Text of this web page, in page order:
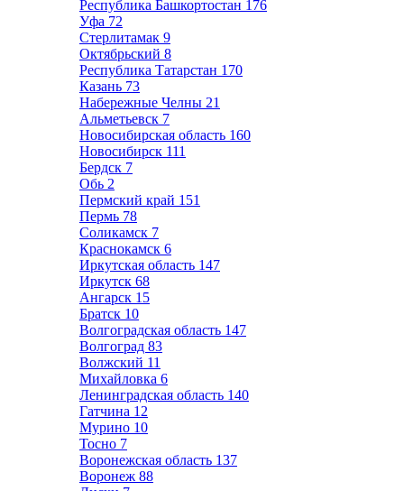
Республика Башкортостан 176
Уфа 72
Стерлитамак 9
Октябрьский 8
Республика Татарстан 170
Казань 73
Набережные Челны 21
Альметьевск 7
Новосибирская область 160
Новосибирск 111
Бердск 7
Обь 2
Пермский край 151
Пермь 78
Соликамск 7
Краснокамск 6
Иркутская область 147
Иркутск 68
Ангарск 15
Братск 10
Волгоградская область 147
Волгоград 83
Волжский 11
Михайловка 6
Ленинградская область 140
Гатчина 12
Мурино 10
Тосно 7
Воронежская область 137
Воронеж 88